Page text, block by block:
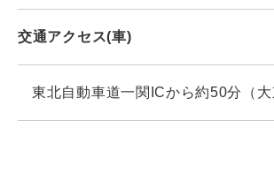
交通アクセス(車)
東北自動車道一関ICから約50分（大